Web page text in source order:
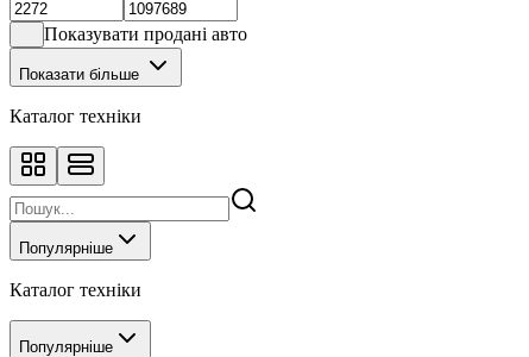
Показувати продані авто
Показати більше
Каталог техніки
Популярніше
Каталог техніки
Популярніше